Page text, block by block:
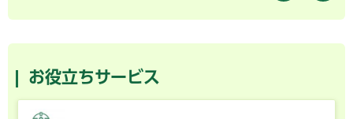
お役立ちサービス